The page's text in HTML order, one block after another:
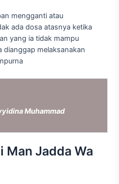
mengganti atau
ada dosa atasnya ketika
yang ia tidak mampu
dianggap melaksanakan
Muhammad
Man Jadda Wa